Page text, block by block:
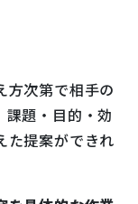
方次第で相手の
題・目的・効
た提案ができれ